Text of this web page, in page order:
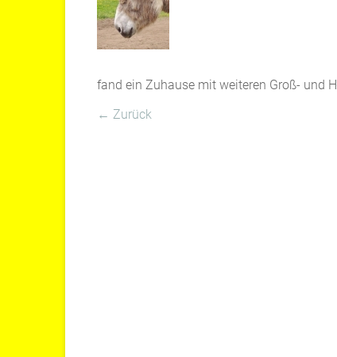
fand ein Zuhause mit weiteren Groß- und
← Zurück